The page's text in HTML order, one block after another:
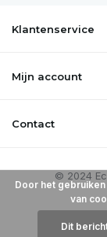
Klantenservice
Mijn account
Contact
Door het
van
Dit